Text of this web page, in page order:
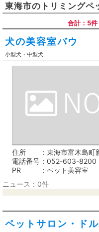
東海市の トリミングペ
合計：5件
犬の美容室バウ
小型犬・中型犬
住所
東海市富木島町
電話番号
052-603-8200
PR
ペット美容室
ニュース：0件
ペットサロン・ドル